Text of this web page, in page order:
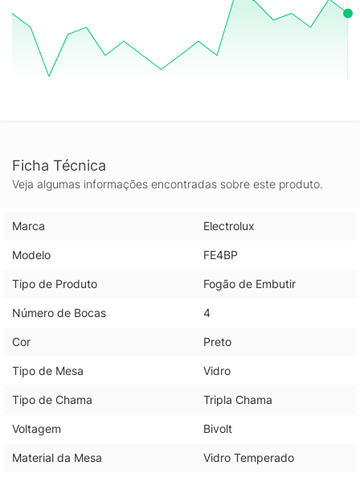
produto.
Ficha Técnica
Veja algumas informações encontradas sobre este produto.
Marca Electrolux
Modelo FE4BP
Tipo de Produto Fogão de Embutir
Número de Bocas 4
Cor Preto
Tipo de Mesa Vidro
Tipo de Chama Tripla Chama
Voltagem Bivolt
Material da Mesa Vidro Temperado